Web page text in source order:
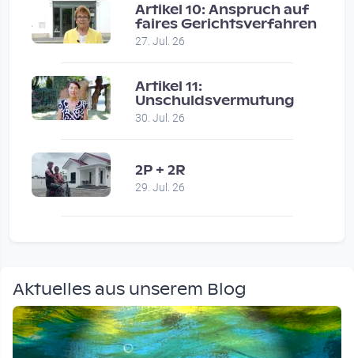
Artikel 10: Anspruch auf
faires Gerichtsverfahren
27. Jul. 26
Artikel 11:
Unschuldsvermutung
30. Jul. 26
2P + 2R
29. Jul. 26
Aktuelles aus unserem Blog